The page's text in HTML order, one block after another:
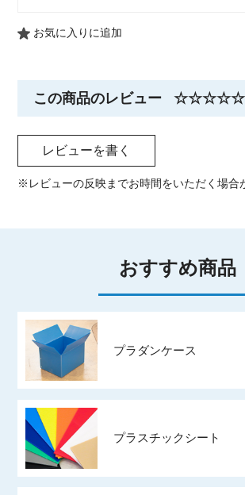
お気に入りに追加
この商品のレビュー ☆☆☆☆☆
レビューを書く
※レビューの反映までお時間をいただく場合
おすすめ商品
プラダンケース
プラスチックシート